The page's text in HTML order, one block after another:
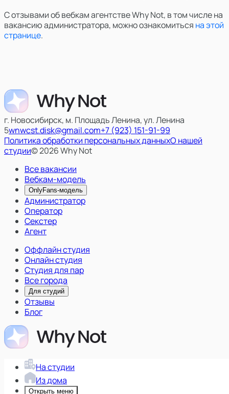
С отзывами об вебкам агентстве Why Not, в том числе на
вакансию администратора, можно ознакомиться на этой
странице.
г. Новосибирск, м. Площадь Ленина, ул. Ленина
5wnwcst.disk@gmail.com+7 (923) 151-91-99
Политика обработки персональных данныхО нашей
студии© 2026 Why Not
Все вакансии
Вебкам-модель
OnlyFans-модель
Администратор
Оператор
Секстер
Агент
Оффлайн студия
Онлайн студия
Студия для пар
Все города
Для студий
Отзывы
Блог
На студии
Из дома
Открыть меню